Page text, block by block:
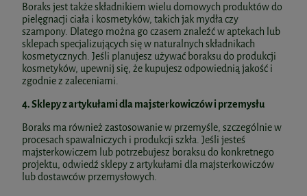
Boraks jest także składnikiem wielu domowych produktów do
pielęgnacji ciała i kosmetyków, takich jak mydła czy
szampony. Dlatego można go czasem znaleźć w aptekach lub
sklepach specjalizujących się w naturalnych składnikach
kosmetycznych. Jeśli planujesz używać boraksu do produkcji
kosmetyków, upewnij się, że kupujesz odpowiednią jakość i
zgodnie z zaleceniami.
4. Sklepy z artykułami dla majsterkowiczów i przemysłu
Boraks ma również zastosowanie w przemyśle, szczególnie w
procesach spawalniczych i produkcji szkła. Jeśli jesteś
majsterkowiczem lub potrzebujesz boraksu do konkretnego
projektu, odwiedź sklepy z artykułami dla majsterkowiczów
lub dostawców przemysłowych.